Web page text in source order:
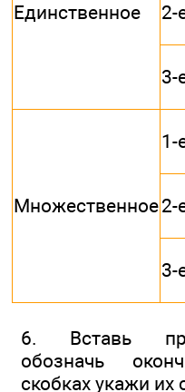
Единственное 2-
3-
Множественное
1-
2-
3-
6. Вставь
обозначь
скобках укажи их